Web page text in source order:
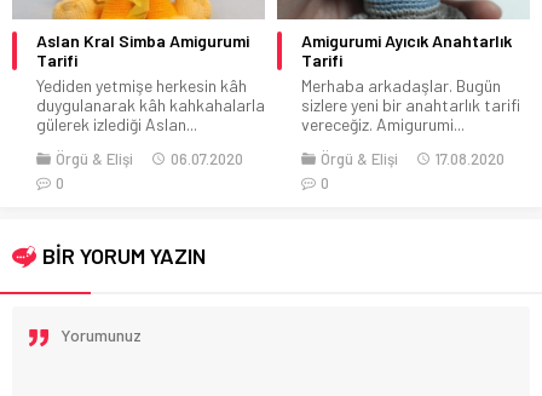
Amigurumi Ayıcık Anahtarlık
Tarifi
Merhaba arkadaşlar. Bugün
sizlere yeni bir anahtarlık tarifi
vereceğiz. Amigurumi...
Örgü & Elişi
17.08.2020
0
Örgü Çocuk Çantası Modelleri
Örgü son zamanlarda çokça ilgi
görmektedir. Giyimde,
aksesuarlarda özellikle
kadınlar...
Örgü & Elişi
13.05.2015
1
BİR YORUM YAZIN